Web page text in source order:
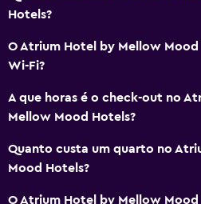
Hotels?
O Atrium Hotel by Mellow
Wi-Fi?
A que horas é o check-out no
Mellow Mood Hotels?
Quanto custa um quarto no
Mood Hotels?
O Atrium Hotel by Mellow